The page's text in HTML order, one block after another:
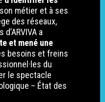
métier et à ses
des réseaux,
a
et mené une
besoins et freins
du
le spectacle
– État des